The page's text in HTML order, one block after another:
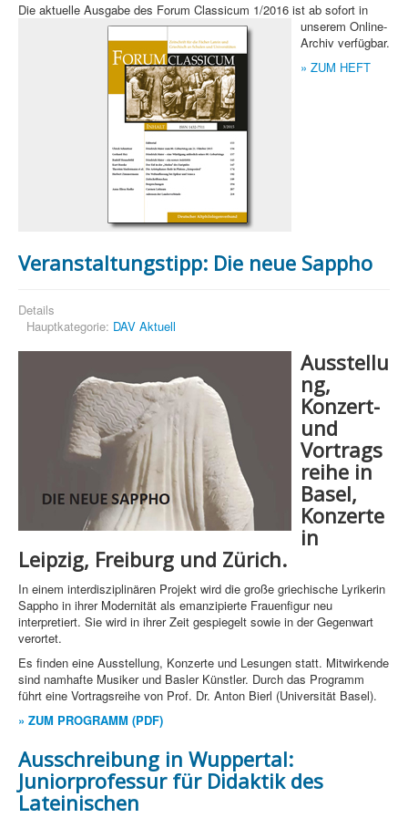
Die aktuelle Ausgabe des Forum Classicum 1/2016 ist ab sofort in
unserem Online-
Archiv verfügbar.
» ZUM HEFT
Veranstaltungstipp: Die neue Sappho
Details
Hauptkategorie: DAV Aktuell
Ausstellu
ng,
Konzert-
und
Vortrags
reihe in
Basel,
Konzerte
in
Leipzig, Freiburg und Zürich.
In einem interdisziplinären Projekt wird die große griechische Lyrikerin
Sappho in ihrer Modernität als emanzipierte Frauenfigur neu
interpretiert. Sie wird in ihrer Zeit gespiegelt sowie in der Gegenwart
verortet.
Es finden eine Ausstellung, Konzerte und Lesungen statt. Mitwirkende
sind namhafte Musiker und Basler Künstler. Durch das Programm
führt eine Vortragsreihe von Prof. Dr. Anton Bierl (Universität Basel).
» ZUM PROGRAMM (PDF)
Ausschreibung in Wuppertal:
Juniorprofessur für Didaktik des
Lateinischen